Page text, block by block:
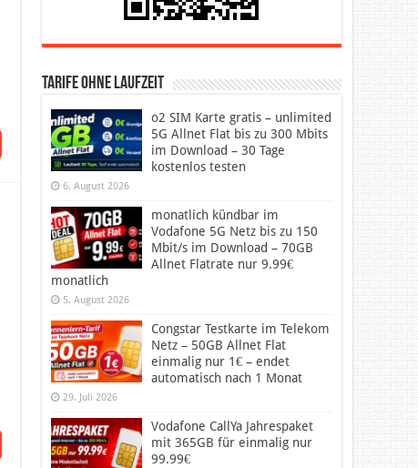
Tarife ohne Laufzeit
o2 SIM Karte gratis – unlimited
5G Allnet Flat bis zu 300 Mbits
im Download – 30 Tage
kostenlos testen
6. August 2026
monatlich kündbar im
Vodafone 5G Netz bis zu 150
Mbit/s im Download – 70GB
Allnet Flatrate nur 9.99€
monatlich
5. August 2026
Congstar Testkarte im Telekom
Netz – 50GB Allnet Flat
einmalig nur 1€ – endet
automatisch nach 1 Monat
29. Juli 2026
Vodafone CallYa Jahrespaket
mit 365GB für einmalig nur
99.99€